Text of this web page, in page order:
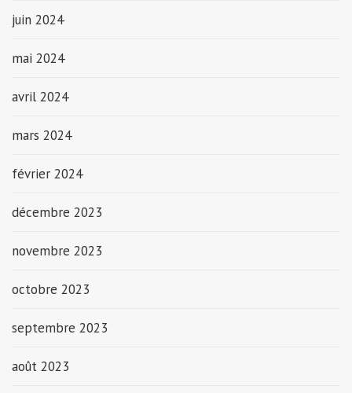
juin 2024
mai 2024
avril 2024
mars 2024
février 2024
décembre 2023
novembre 2023
octobre 2023
septembre 2023
août 2023